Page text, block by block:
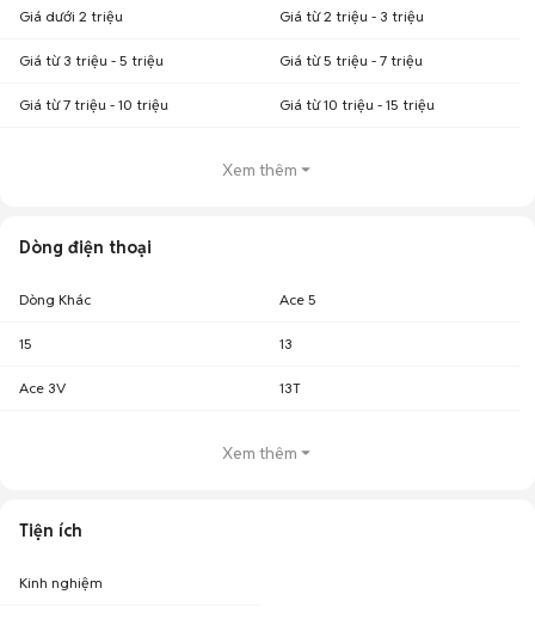
Giá dưới 2 triệu Giá từ 2 triệu - 3 triệu
Giá từ 3 triệu - 5 triệu Giá từ 5 triệu - 7 triệu
Giá từ 7 triệu - 10 triệu Giá từ 10 triệu - 15 triệu
Xem thêm
Dòng điện thoại
Dòng Khác Ace 5
15 13
Ace 3V 13T
Xem thêm
Tiện ích
Kinh nghiệm